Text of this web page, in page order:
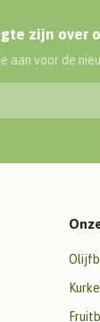
zijn over
aan voor de